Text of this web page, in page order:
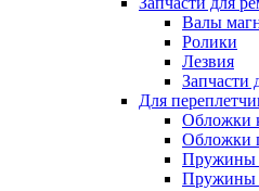
Валы
Ролики
Лезвия
Запчасти
Для
Обложки
Обложки
Пружины
Пружины